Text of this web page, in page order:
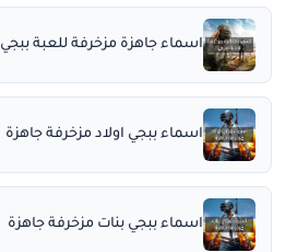
اسماء جاهزة مزخرفة للعبة ببجي
اسماء ببجي اولاد مزخرفة جاهزة
اسماء ببجي بنات مزخرفة جاهزة